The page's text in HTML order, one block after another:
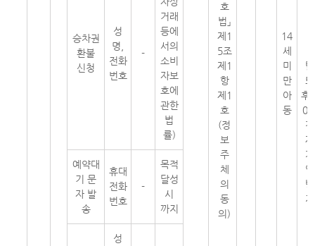
승차권
환불
신청
성
명,
전화
번호
-
거래
등에
서의
소비
자보
호에
관한
법
률)
예약대
기 문
자 발
송
휴대
전화
번호
-
목적
달성
시
까지
성
호
법」
제1
5조
제1
항
제1
호
(정
보
주
체
의
동
의)
14
세
미
만
아
동
탈
퇴
후
0
간
재
가
입
방
지